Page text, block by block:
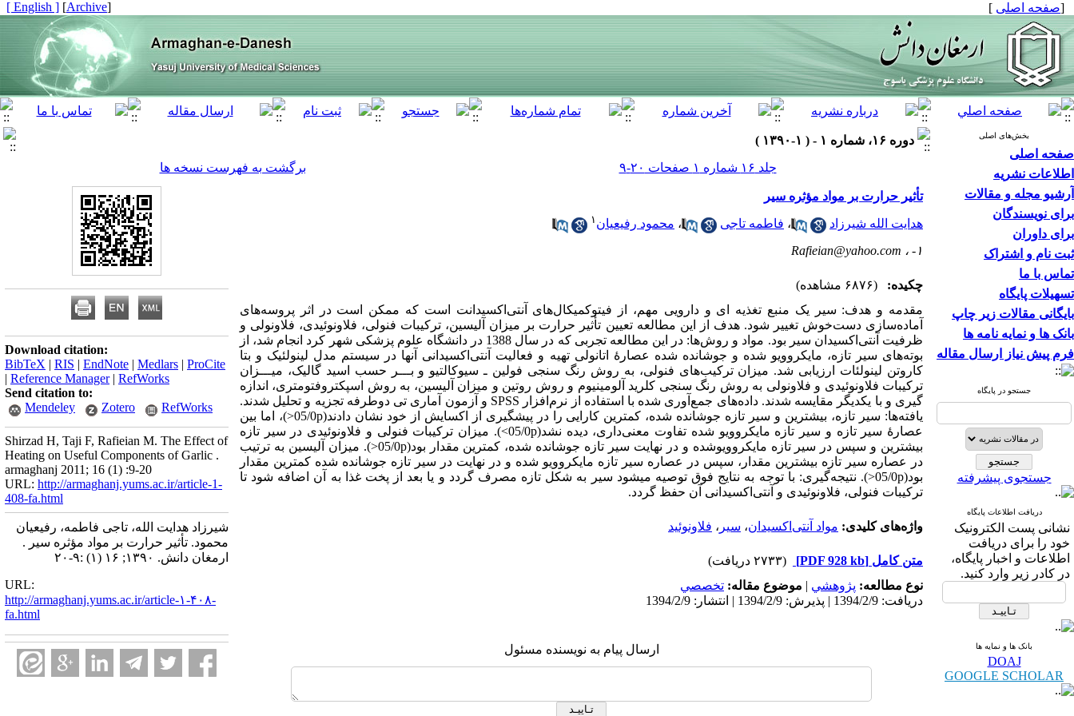
[صفحه اصلی ]
[
Archive
]
[ English ]
بخش‌های اصلی
صفحه اصلی
اطلاعات نشریه
آرشیو مجله و مقالات
برای نویسندگان
برای داوران
ثبت نام و اشتراک
تماس با ما
تسهیلات پایگاه
بایگانی مقالات زیر چاپ
بانک ها و نمایه نامه ها
فرم پیش نیاز ارسال مقاله
جستجو در پایگاه
جستجوی پیشرفته
دریافت اطلاعات پایگاه
نشانی پست الکترونیک
خود را برای دریافت
اطلاعات و اخبار پایگاه،
در کادر زیر وارد کنید.
بانک ها و نمایه ها
DOAJ
GOOGLE SCHOLAR
دوره ۱۶، شماره ۱ - ( ۱-۱۳۹۰ )
جلد ۱۶ شماره ۱ صفحات ۲۰-۹
برگشت به فهرست نسخه ها
تأثیر حرارت بر مواد مؤثره سیر
هدایت الله شیرزاد ، فاطمه تاجی ، محمود رفیعیان ۱
۱- ، Rafieian@yahoo.com
چکیده:
(۶۸۷۶ مشاهده)
مقدمه و هدف: سیر یک منبع تغذیه ای و دارویی مهم، از فیتوکمیکال‌های آنتی‌اکسیدانت است که ممکن است در اثر پروسه‌های
آماده‌سازی دست‌خوش تغییر شود. هدف از این مطالعه تعیین تأثیر حرارت بر میزان آلیسین، ترکیبات فنولی، فلاونوئیدی، فلاونولی و
ظرفیت آنتی‌اکسیدان سیر بود. مواد و روش‌ها: در این مطالعه تجربی که در سال‌ 1388 در دانشگاه علوم پزشکی شهر کرد انجام شد، از
بوته‌های سیر تازه، مایکروویو شده و جوشانده شده عصارۀ اتانولی تهیه و فعالیت آنتی‌اکسیدانی آنها در سیستم مدل لینولئیک و بتا
کاروتن لینولئات ارزیابی شد. میزان ترکیب‌های فنولی، به روش رنگ سنجی فولین ـ سیوکالتیو و بـــر حسب اسید گالیک، میـــزان
ترکیبات فلاونوئیدی و فلاونولی به روش رنگ سنجی کلرید آلومینیوم و روش روتین و میزان آلیسین، به روش اسپکتروفتومتری، اندازه
گیری و با یکدیگر مقایسه شدند. داده‌های جمع‌آوری شده با استفاده از نرم‌افزار SPSS و آزمون‌ آماری تی دوطرفه تجزیه و تحلیل شدند.
یافته‌ها: سیر تازه، بیشترین و سیر تازه جوشانده شده، کمترین کارایی را در پیشگیری از اکسایش از خود نشان دادند(05/0p<)، اما بین
عصارۀ سیر تازه و سیر تازه مایکروویو شده تفاوت معنی‌داری، دیده نشد(05/0p>). میزان ترکیبات فنولی و فلاونوئیدی در سیر تازه
بیشترین و سپس در سیر تازه مایکروویوشده و در نهایت سیر تازه جوشانده شده، کمترین مقدار بود(05/0p<). میزان آلیسین به ترتیب
در عصاره سیر تازه بیشترین مقدار، سپس در عصاره سیر تازه مایکروویو شده و در نهایت در سیر تازه جوشانده شده کمترین مقدار
بود(05/0p<). نتیجه‌گیری: با توجه به نتایج فوق توصیه میشود سیر به شکل تازه مصرف گردد و یا بعد از پخت غذا به آن اضافه شود تا
ترکیبات فنولی، فلاونوئیدی و آنتی‌اکسیدانی آن ‌حفظ گردد.
واژه‌های کلیدی: مواد آنتی‌اکسیدان، سیر ، فلاونوئید
متن کامل [PDF 928 kb]
(۲۷۳۳ دریافت)
نوع مطالعه: پژوهشي | موضوع مقاله: تخصصي
دریافت: 1394/2/9 | پذیرش: 1394/2/9 | انتشار: 1394/2/9
ارسال پیام به نویسنده مسئول
Download citation:
BibTeX | RIS | EndNote | Medlars | ProCite
| Reference Manager| RefWorks
Send citation to:
Mendeley
Zotero RefWorks
Shirzad H, Taji F, Rafieian M. The Effect of
Heating on Useful Components of Garlic .
armaghanj 2011; 16 (1) :9-20
URL: http://armaghanj.yums.ac.ir/article-1-
408-fa.html
شیرزاد هدایت الله، تاجی فاطمه، رفیعیان
محمود. تأثیر حرارت بر مواد مؤثره سیر .
ارمغان دانش. ۱۳۹۰; ۱۶ (۱) :۹-۲۰
URL:
http://armaghanj.yums.ac.ir/article-۱-۴۰۸-
fa.html